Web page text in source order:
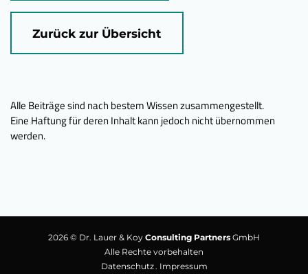
Zurück zur Übersicht
Alle Beiträge sind nach bestem Wissen zusammengestellt.
Eine Haftung für deren Inhalt kann jedoch nicht übernommen
werden.
2026 © Dr. Lauer & Koy Consulting PartnersGmbH
Alle Rechte vorbehalten
Datenschutz
Impressum